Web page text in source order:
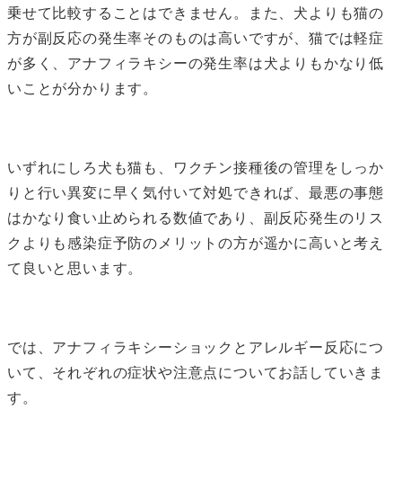
乗せて比較することはできません。また、犬よりも猫の
方が副反応の発生率そのものは高いですが、猫では軽症
が多く、アナフィラキシーの発生率は犬よりもかなり低
いことが分かります。
いずれにしろ犬も猫も、ワクチン接種後の管理をしっか
りと行い異変に早く気付いて対処できれば、最悪の事態
はかなり食い止められる数値であり、副反応発生のリス
クよりも感染症予防のメリットの方が遥かに高いと考え
て良いと思います。
では、アナフィラキシーショックとアレルギー反応につ
いて、それぞれの症状や注意点についてお話していきま
す。